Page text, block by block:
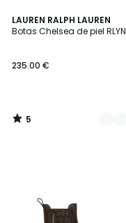
LAUREN RALPH LAUREN
Botas Chelsea de piel RLYN
235.00 €
5
/
2
Colores
5
/